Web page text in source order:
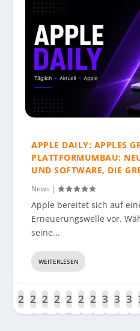
APPLE DAILY: APPLES
LATTFORMUMBAU:
ND SOFTWARE, DIE
News |
Apple bereitet sich auf
Erneuerungswelle vor.
seine...
WEITERLESEN
2
3
2
4
2
5
2
6
2
7
2
8
2
9
3
0
3
1
3
2